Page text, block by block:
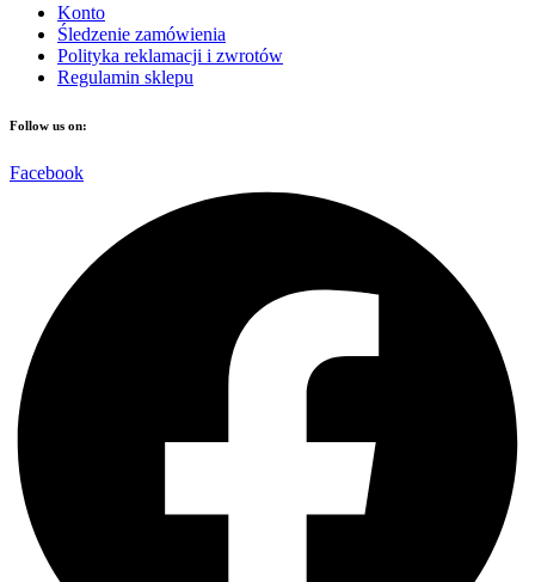
Konto
Śledzenie zamówienia
Polityka reklamacji i zwrotów
Regulamin sklepu
Follow us on:
Facebook